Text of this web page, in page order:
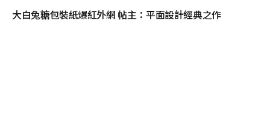
大白兔糖包裝紙爆紅外網 帖主：平面設計經典之作